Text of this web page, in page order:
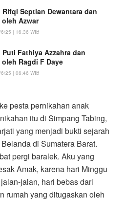
Septian Dewantara dan
Azwar
25 | 16:36 WIB
Fathiya Azzahra dan
Ragdi F Daye
25 | 06:46 WIB
pesta pernikahan anak
itu di Simpang Tabing,
yang menjadi bukti sejarah
di Sumatera Barat.
pergi baralek. Aku yang
Amak, karena hari Minggu
jalan, hari bebas dari
rumah yang ditugaskan oleh